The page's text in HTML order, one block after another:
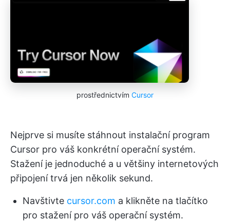
prostřednictvím Cursor
Nejprve si musíte stáhnout instalační program
Cursor pro váš konkrétní operační systém.
Stažení je jednoduché a u většiny internetových
připojení trvá jen několik sekund.
Navštivte cursor.com a klikněte na tlačítko
pro stažení pro váš operační systém.